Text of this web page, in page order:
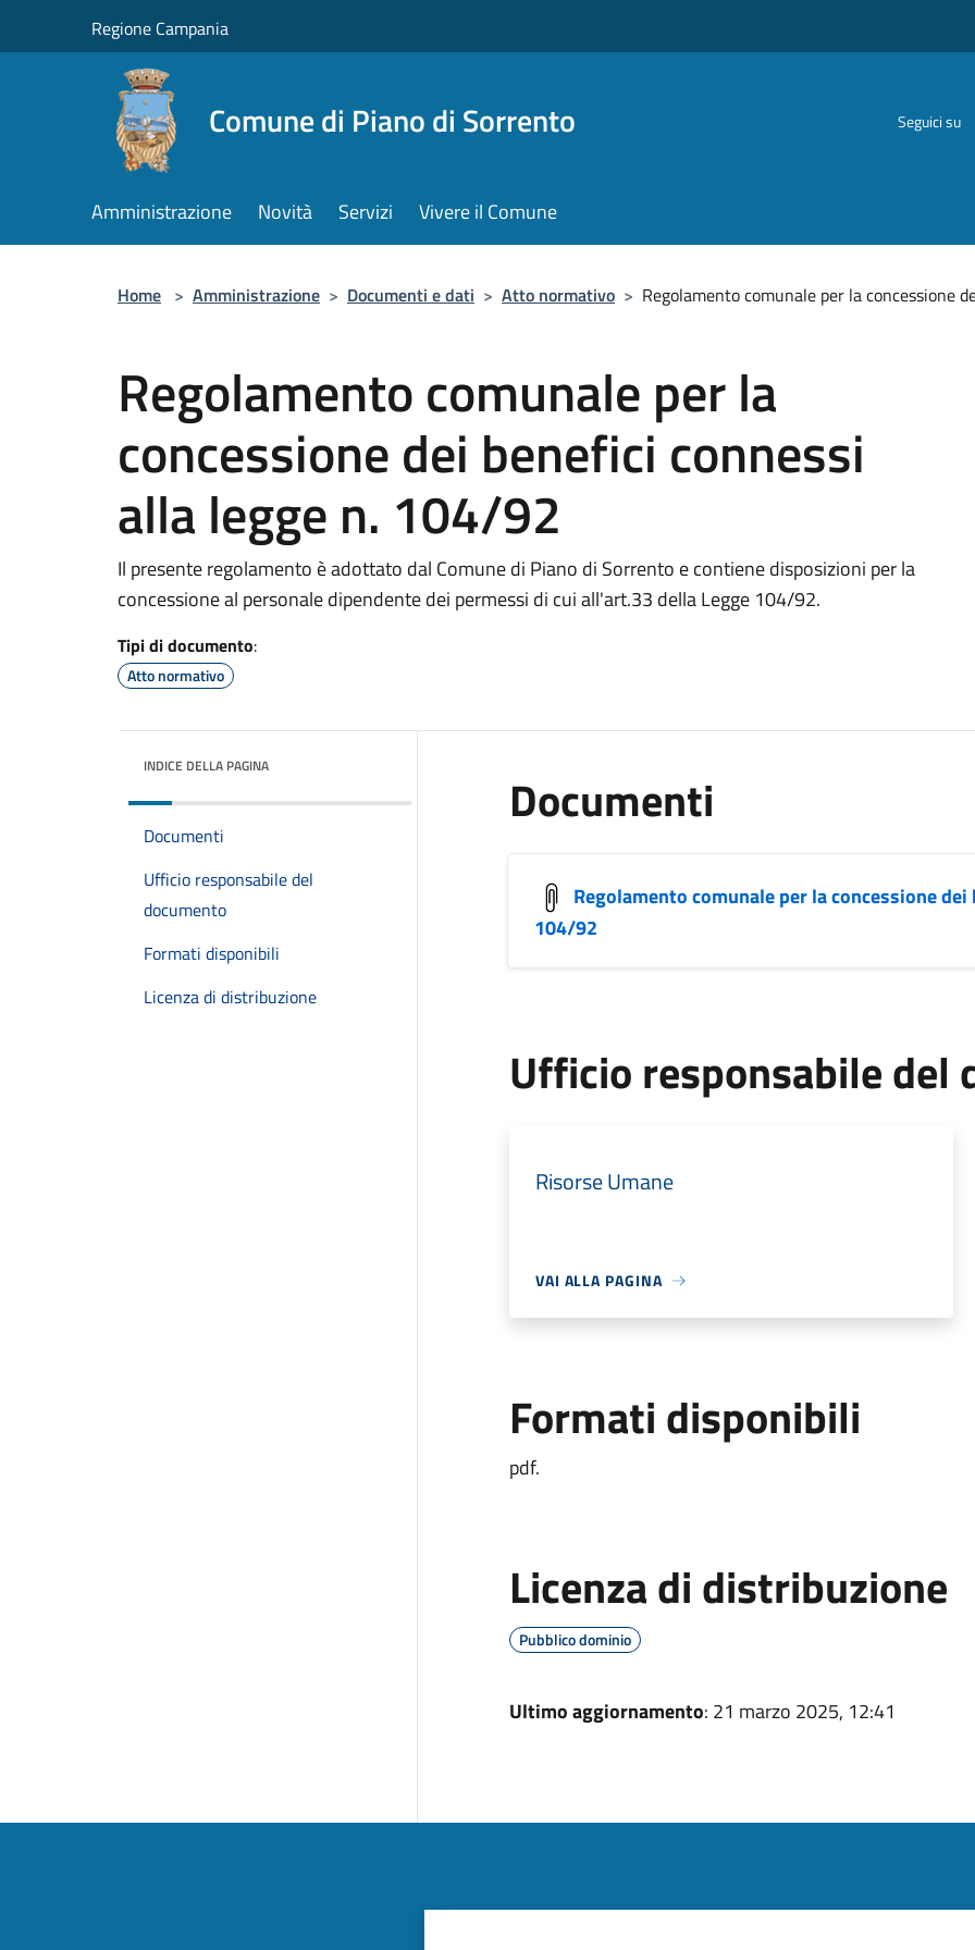
Regione Campania
Comune di Piano di Sorrento Seguici su
Amministrazione Novità Servizi Vivere il Comune
Home > Amministrazione > Documenti e dati > Atto normativo > Regolamento comunale per la concessione
Regolamento comunale per la
concessione dei benefici connessi
alla legge n. 104/92
Il presente regolamento è adottato dal Comune di Piano di Sorrento e contiene disposizioni per la
concessione al personale dipendente dei permessi di cui all'art.33 della Legge 104/92.
Tipi di documento:
Atto normativo
INDICE DELLA PAGINA
Documenti
Ufficio responsabile del
documento
Formati disponibili
Licenza di distribuzione
Documenti
Regolamento comunale per la concessione
104/92
Ufficio responsabile del
Risorse Umane
VAI ALLA PAGINA
Formati disponibili
pdf.
Licenza di distribuzione
Pubblico dominio
Ultimo aggiornamento: 21 marzo 2025, 12:41